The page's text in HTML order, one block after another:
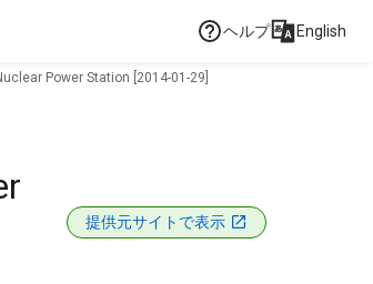
ヘルプ English
Power Station [2014-01-29]
提供元サイトで表示